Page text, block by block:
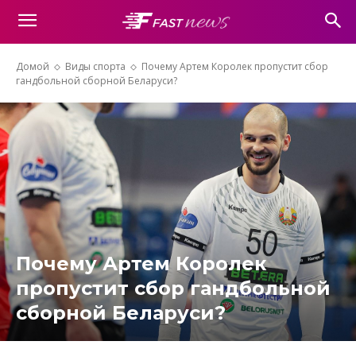
Домой Виды спорта
Почему Артем Королек пропустит сбор
гандбольной сборной Беларуси?
Почему Артем Королек
пропустит сбор гандбольной
сборной Беларуси?